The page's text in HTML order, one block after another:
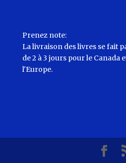
Prenez note:
La livraison des livres se fait
de 2 à 3 jours pour le Canada
l'Europe.